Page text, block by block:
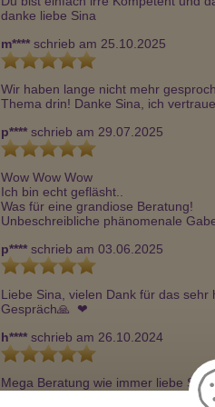
danke liebe Sina
m**** schrieb am 25.10.2025
Wir haben lange nicht mehr
Thema drin! Danke Sina, ich
p**** schrieb am 29.07.2025
Wow Wow Wow
Ich bin echt gefläsht..
Was für eine grandiose Beratung!
Unbeschreibliche phänomenale
p**** schrieb am 03.06.2025
Liebe Sina, vielen Dank für das
Gespräch🙏  ❤ ️
h**** schrieb am 26.10.2024
Mega Beratung wie immer liebe
wirklich die, die am meisten sieht